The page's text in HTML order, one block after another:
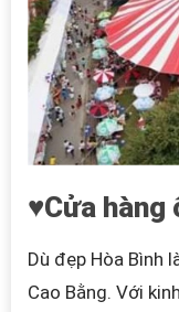
♥Cửa hàng
Dù đẹp Hòa Bình
Cao Bằng. Với